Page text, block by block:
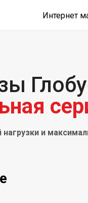
Интернет
и